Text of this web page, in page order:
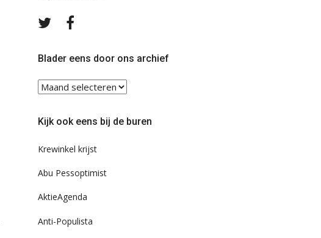
Volg
TwitterFacebook
Blader eens door ons archief
Blader
eens
ons
Kijk ook eens bij de buren
Krewinkel krijst
Abu Pessoptimist
AktieAgenda
Anti-Populista